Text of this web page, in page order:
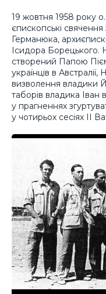
19 жовтня 1958 року
єпископські
Германюка,
Ісидора Борецького.
створений Папою
українців в Австралії,
визволення владики
таборів владика Іван
у прагненнях
у чотирьох сесіях ІІ